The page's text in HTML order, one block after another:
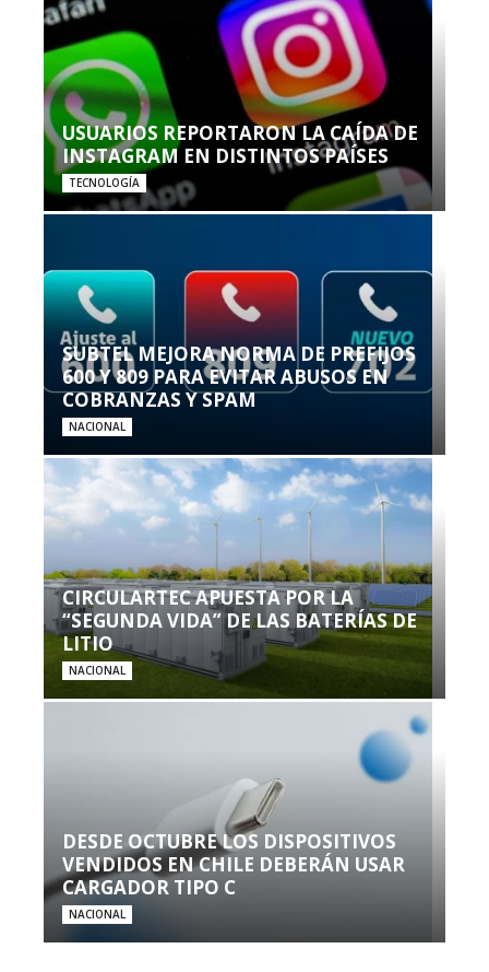
USUARIOS REPORTARON LA CAÍDA DE
INSTAGRAM EN DISTINTOS PAÍSES
TECNOLOGÍA
SUBTEL MEJORA NORMA DE PREFIJOS
600 Y 809 PARA EVITAR ABUSOS EN
COBRANZAS Y SPAM
NACIONAL
CIRCULARTEC APUESTA POR LA
“SEGUNDA VIDA” DE LAS BATERÍAS DE
LITIO
NACIONAL
DESDE OCTUBRE LOS DISPOSITIVOS
VENDIDOS EN CHILE DEBERÁN USAR
CARGADOR TIPO C
NACIONAL